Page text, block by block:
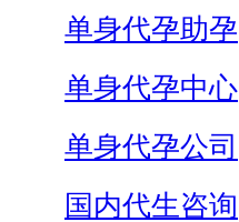
单身代孕助孕
单身代孕中心
单身代孕公司
国内代生咨询